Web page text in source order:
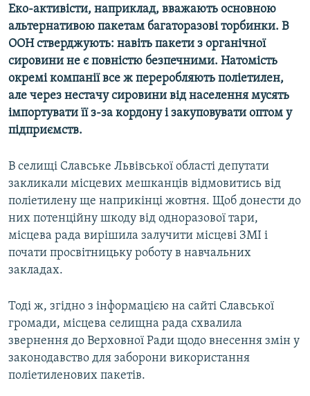
Еко-активісти, наприклад, вважають основною
альтернативою пакетам багаторазові торбинки. В
ООН стверджують: навіть пакети з органічної
сировини не є повністю безпечними. Натомість
окремі компанії все ж переробляють поліетилен,
але через нестачу сировини від населення мусять
імпортувати її з-за кордону і закуповувати оптом у
підприємств.
В селищі Славське Львівської області депутати
закликали місцевих мешканців відмовитись від
поліетилену ще наприкінці жовтня. Щоб донести до
них потенційну шкоду від одноразової тари,
місцева рада вирішила залучити місцеві ЗМІ і
почати просвітницьку роботу в навчальних
закладах.
Тоді ж, згідно з інформацією на сайті Славської
громади, місцева селищна рада схвалила
звернення до Верховної Ради щодо внесення змін у
законодавство для заборони використання
поліетиленових пакетів.